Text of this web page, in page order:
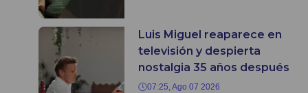
Luis Miguel reaparece en
televisión y despierta
nostalgia 35 años después
07:25, Ago 07 2026